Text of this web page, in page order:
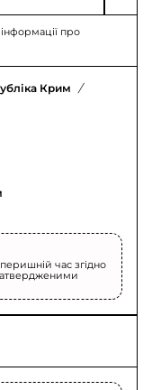
про
Крим /
час згідно